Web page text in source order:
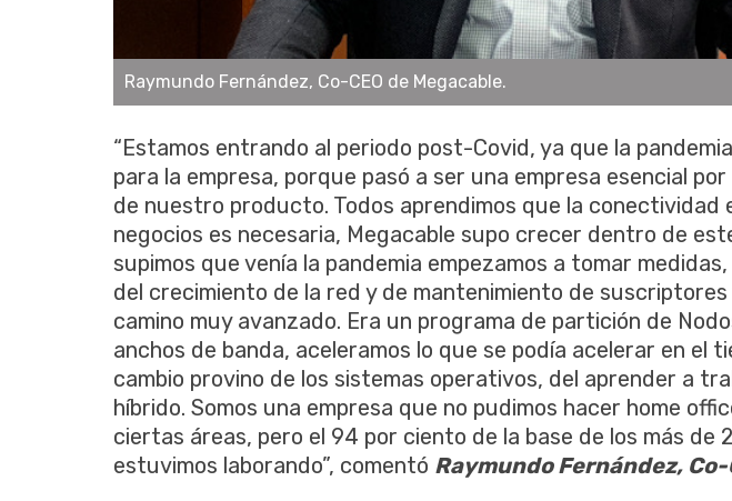
Raymundo Fernández, Co-CEO de Megacable.
“Estamos entrando al periodo post-Covid, ya que la
para la empresa, porque pasó a ser una empresa esencial
de nuestro producto. Todos aprendimos que la conectividad
negocios es necesaria, Megacable supo crecer dentro de
supimos que venía la pandemia empezamos a tomar
del crecimiento de la red y de mantenimiento de suscriptores
camino muy avanzado. Era un programa de partición de
anchos de banda, aceleramos lo que se podía acelerar en el
cambio provino de los sistemas operativos, del aprender a
híbrido. Somos una empresa que no pudimos hacer home
ciertas áreas, pero el 94 por ciento de la base de los más de
estuvimos laborando”, comentó Raymundo Fernández,